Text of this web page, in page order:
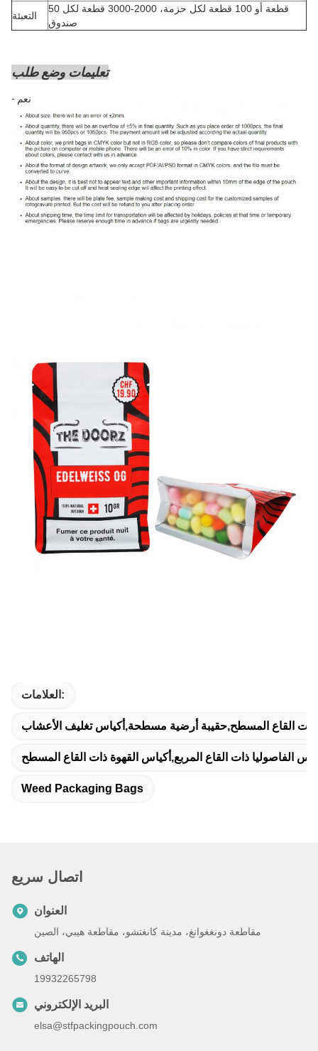
التعبئة
50 قطعة أو 100 قطعة لكل حزمة، 2000-3000 قطعة لكل
صندوق
تعليمات وضع طلب
- نعم
العلامات:
ذات القاع المسطح,حقيبة أرضية مسطحة,أكياس تغليف الأعشاب
الفاصوليا ذات القاع المربع,أكياس القهوة ذات القاع المسطح
Weed Packaging Bags
اتصال سريع
العنوان
مقاطعة دونغغوانغ، مدينة كانغتشو، مقاطعة هيبي، الصين
الهاتف
19932265798
البريد الإلكتروني
elsa@stfpackingpouch.com